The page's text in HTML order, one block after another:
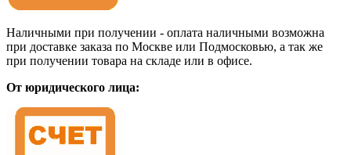
Наличными при получении - оплата наличными возможна
при доставке заказа по Москве или Подмосковью, а так же
при получении товара на складе или в офисе.
От юридического лица: